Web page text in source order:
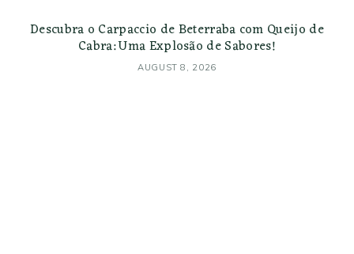
Descubra o Carpaccio de Beterraba com Queijo de
Cabra: Uma Explosão de Sabores!
AUGUST 8, 2026